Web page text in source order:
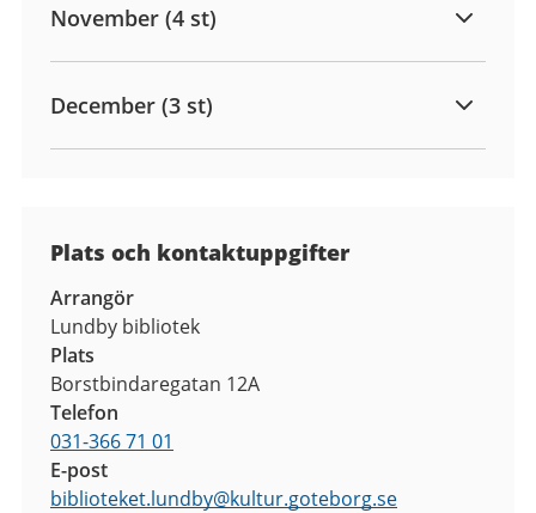
November (4 st)
December (3 st)
Plats och kontaktuppgifter
Arrangör
Lundby bibliotek
Plats
Borstbindaregatan 12A
Telefon
031-366 71 01
E-post
biblioteket.lundby@kultur.goteborg.se